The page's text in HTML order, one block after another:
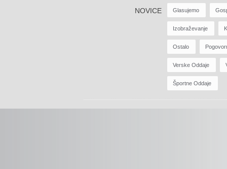
NOVICE Glasujemo
Izobraževanje
Ostalo
Verske Oddaje
Športne Oddaje